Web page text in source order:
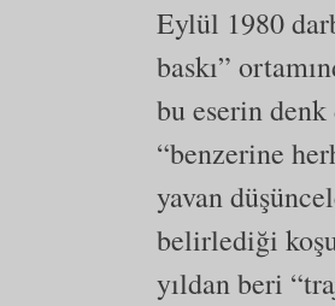
Eylül 1980
baskı”
bu eserin denk
“benzerine
yavan
belirlediği
yıldan beri